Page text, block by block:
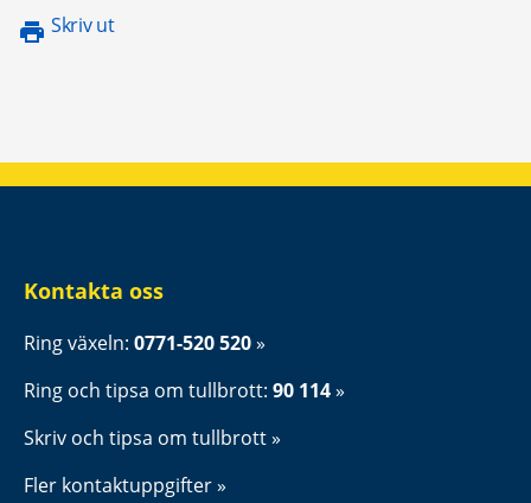
Skriv ut
Kontakta oss
Ring växeln: 0771-520 520
Ring och tipsa om tullbrott: 90 114
Skriv och tipsa om tullbrott
Fler kontaktuppgifter